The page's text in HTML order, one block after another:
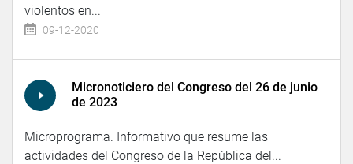
violentos en...
09-12-2020
Micronoticiero del Congreso del 26 de junio
de 2023
Microprograma. Informativo que resume las
actividades del Congreso de la República del...